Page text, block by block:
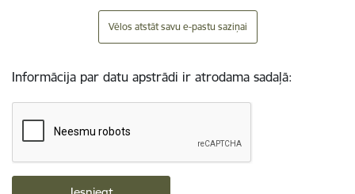
Vēlos atstāt savu e-pastu saziņai
Informācija par datu apstrādi ir atrodama sadaļā: